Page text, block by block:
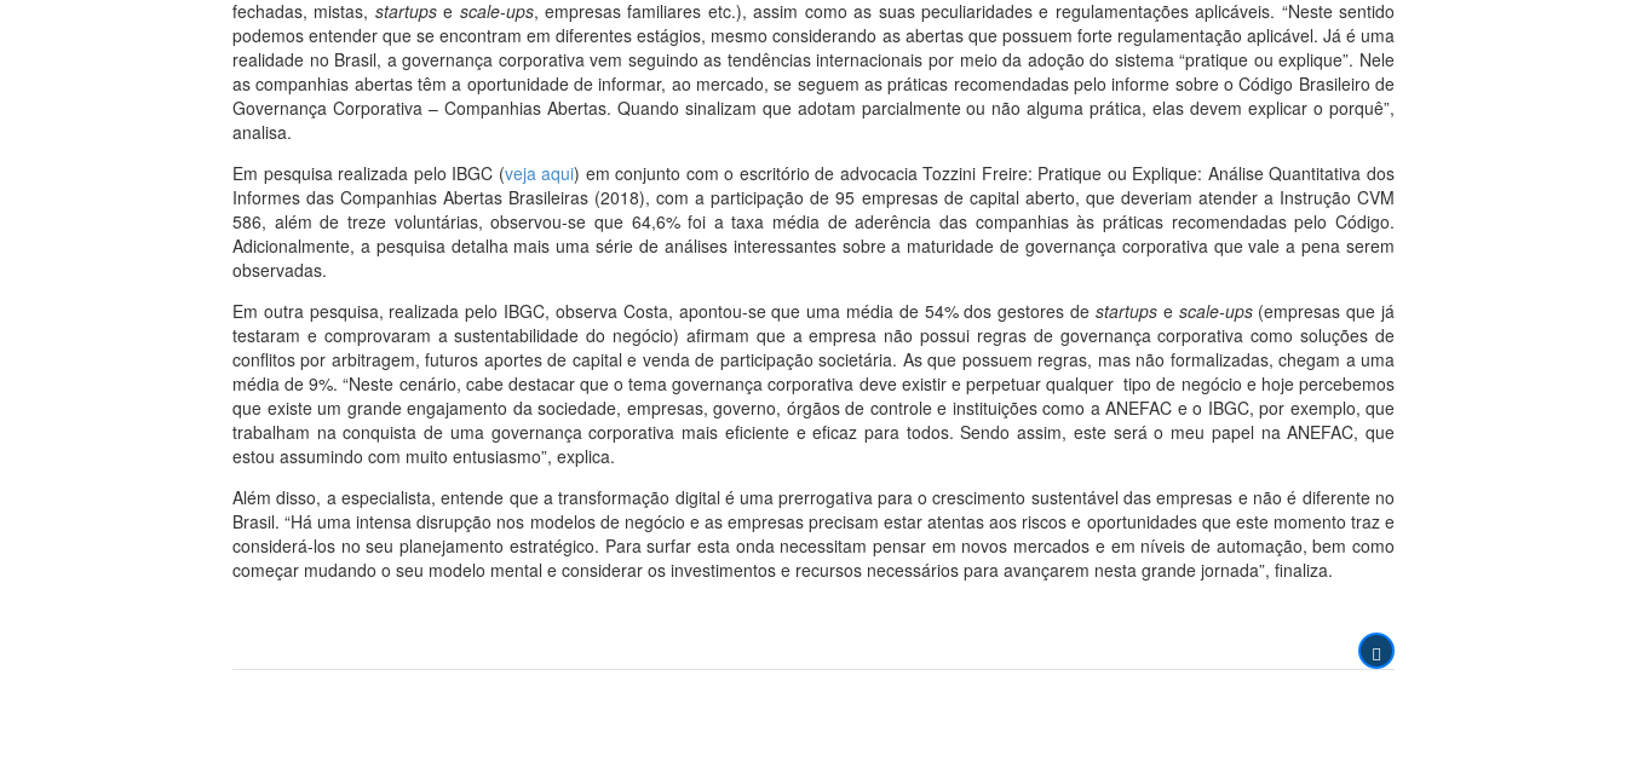
fechadas, mistas, startupse scale-ups, empresas familiares etc.), assim como as suas peculiaridades e regulamentações aplicáveis. “Neste sentido
podemos entender que se encontram em diferentes estágios, mesmo considerando as abertas que possuem forte regulamentação aplicável. Já é uma
realidade no Brasil, a governança corporativa vem seguindo as tendências internacionais por meio da adoção do sistema “pratique ou explique”. Nele
as companhias abertas têm a oportunidade de informar, ao mercado, se seguem as práticas recomendadas pelo informe sobre o Código Brasileiro de
Governança Corporativa – Companhias Abertas. Quando sinalizam que adotam parcialmente ou não alguma prática, elas devem explicar o porquê”,
analisa.
Em pesquisa realizada pelo IBGC (veja aqui) em conjunto com o escritório de advocacia Tozzini Freire: Pratique ou Explique: Análise Quantitativa dos
Informes das Companhias Abertas Brasileiras (2018), com a participação de 95 empresas de capital aberto, que deveriam atender a Instrução CVM
586, além de treze voluntárias, observou-se que 64,6% foi a taxa média de aderência das companhias às práticas recomendadas pelo Código.
Adicionalmente, a pesquisa detalha mais uma série de análises interessantes sobre a maturidade de governança corporativa que vale a pena serem
observadas.
Em outra pesquisa, realizada pelo IBGC, observa Costa, apontou-se que uma média de 54% dos gestores de startupse scale-ups(empresas que já
testaram e comprovaram a sustentabilidade do negócio) afirmam que a empresa não possui regras de governança corporativa como soluções de
conflitos por arbitragem, futuros aportes de capital e venda de participação societária. As que possuem regras, mas não formalizadas, chegam a uma
média de 9%. “Neste cenário, cabe destacar que o tema governança corporativa deve existir e perpetuar qualquer tipo de negócio e hoje percebemos
que existe um grande engajamento da sociedade, empresas, governo, órgãos de controle e instituições como a ANEFAC e o IBGC, por exemplo, que
trabalham na conquista de uma governança corporativa mais eficiente e eficaz para todos. Sendo assim, este será o meu papel na ANEFAC, que
estou assumindo com muito entusiasmo”, explica.
Além disso, a especialista, entende que a transformação digital é uma prerrogativa para o crescimento sustentável das empresas e não é diferente no
Brasil. “Há uma intensa disrupção nos modelos de negócio e as empresas precisam estar atentas aos riscos e oportunidades que este momento traz e
considerá-los no seu planejamento estratégico. Para surfar esta onda necessitam pensar em novos mercados e em níveis de automação, bem como
começar mudando o seu modelo mental e considerar os investimentos e recursos necessários para avançarem nesta grande jornada”, finaliza.